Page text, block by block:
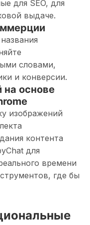
для SEO, для
выдаче.
словами,
и конверсии.
на основе
изображений
контента
для
времени
где бы